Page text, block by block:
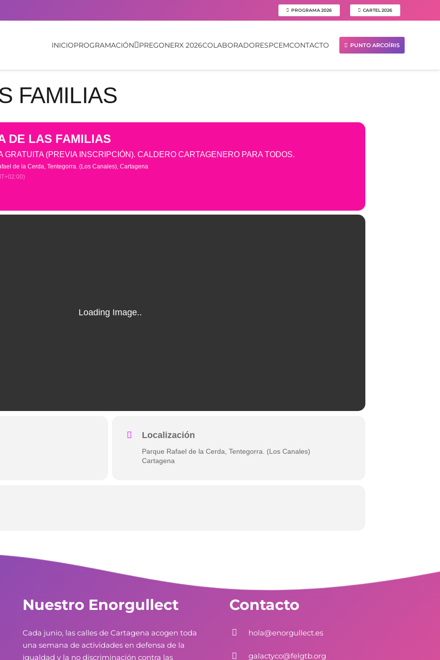
PROGRAMA 2026 CARTEL 2026
INICIOPROGRAMACIÓN PREGONERX 2026COLABORADORESPCEMCONTACTO PUNTO ARCOÍRIS
FAMILIAS
DE LAS FAMILIAS
GRATUITA (PREVIA INSCRIPCIÓN). CALDERO CARTAGENERO PARA TODOS.
de la Cerda, Tentegorra. (Los Canales) , Cartagena
Localización
Parque Rafael de la Cerda, Tentegorra. (Los Canales)
Cartagena
Nuestro Enorgullect
Cada junio, las calles de Cartagena acogen toda
una semana de actividades en defensa de la
igualdad y la no discriminación contra las
Contacto
hola@enorgullect.es
galactyco@felgtb.org